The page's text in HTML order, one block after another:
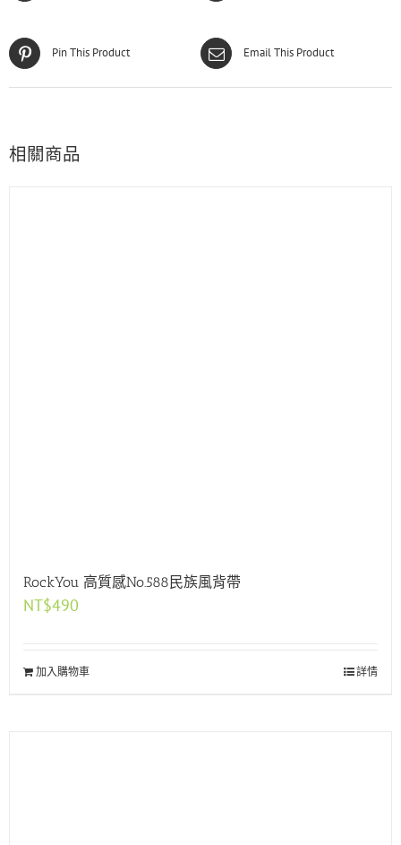
Pin This Product Email This Product
相關商品
RockYou 高質感No.588民族風背帶
NT$490
加入購物車 詳情